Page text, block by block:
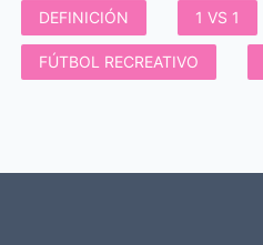
DEFINICIÓN 1 VS 1
FÚTBOL RECREATIVO